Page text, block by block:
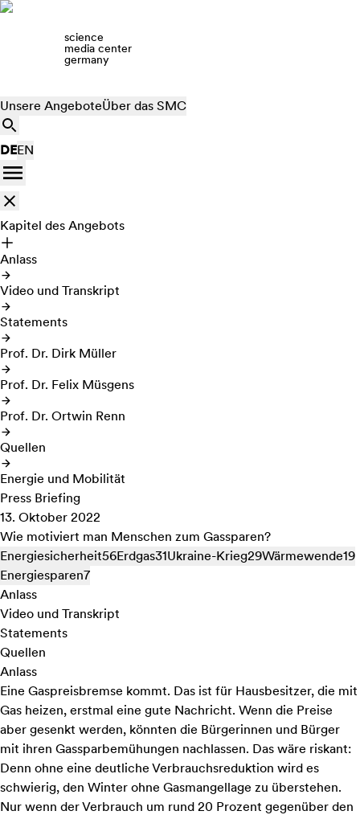
science
media center
germany
Unsere AngeboteÜber das SMC
DEEN
Kapitel des Angebots
Anlass
Video und Transkript
Statements
Prof. Dr. Dirk Müller
Prof. Dr. Felix Müsgens
Prof. Dr. Ortwin Renn
Quellen
Energie und Mobilität
Press Briefing
13. Oktober 2022
Wie motiviert man Menschen zum Gassparen?
Energiesicherheit56Erdgas31Ukraine-Krieg29Wärmewende19
Energiesparen7
Anlass
Video und Transkript
Statements
Quellen
Anlass
Eine Gaspreisbremse kommt. Das ist für Hausbesitzer, die mit
Gas heizen, erstmal eine gute Nachricht. Wenn die Preise
aber gesenkt werden, könnten die Bürgerinnen und Bürger
mit ihren Gassparbemühungen nachlassen. Das wäre riskant:
Denn ohne eine deutliche Verbrauchsreduktion wird es
schwierig, den Winter ohne Gasmangellage zu überstehen.
Nur wenn der Verbrauch um rund 20 Prozent gegenüber den